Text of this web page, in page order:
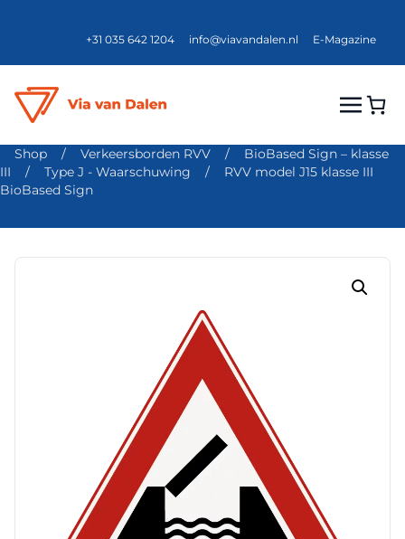
+31 035 642 1204 info@viavandalen.nl E-Magazine
Shop / Verkeersborden RVV /
BioBased Sign – klasse
III
/ Type J - Waarschuwing /
RVV model J15 klasse III
BioBased Sign